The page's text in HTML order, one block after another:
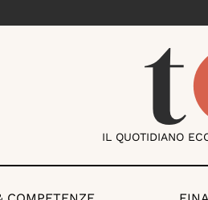
IL QUOTIDIANO